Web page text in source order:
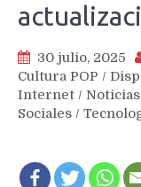
30 julio, 2025
Cultura POP /
Internet / Noticias
Sociales /